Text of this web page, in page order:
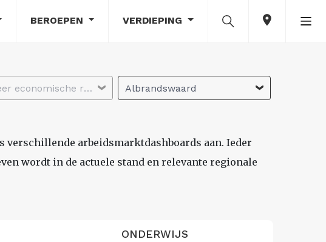
BEROEPEN VERDIEPING
Selecteer economische regio Albrandswaard
verschillende arbeidsmarktdashboards aan. Ieder
wordt in de actuele stand en relevante regionale
ONDERWIJS